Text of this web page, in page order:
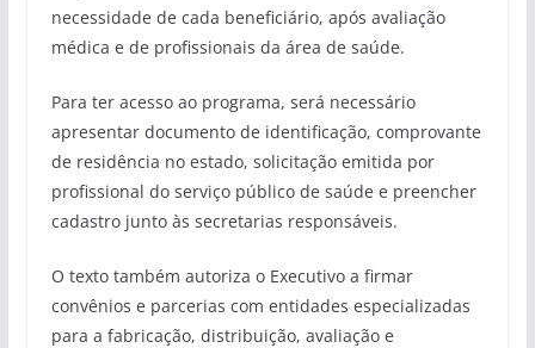
necessidade de cada beneficiário, após avaliação
médica e de profissionais da área de saúde.
Para ter acesso ao programa, será necessário
apresentar documento de identificação, comprovante
de residência no estado, solicitação emitida por
profissional do serviço público de saúde e preencher
cadastro junto às secretarias responsáveis.
O texto também autoriza o Executivo a firmar
convênios e parcerias com entidades especializadas
para a fabricação, distribuição, avaliação e